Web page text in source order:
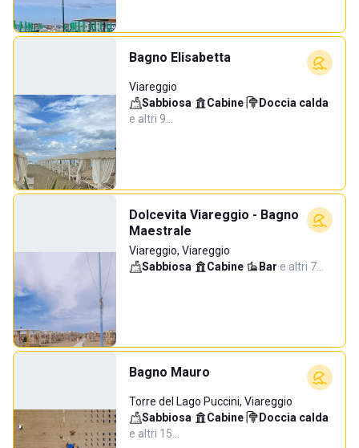
Bagno Elisabetta
Viareggio
Sabbiosa· Cabine· Doccia calda·
e altri 9…
Dolcevita Viareggio - Bagno
Maestrale
Viareggio, Viareggio
Sabbiosa· Cabine· Bar·e altri 7…
Bagno Mauro
Torre del Lago Puccini, Viareggio
Sabbiosa· Cabine· Doccia calda·
e altri 15…